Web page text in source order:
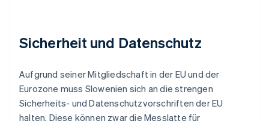
Sicherheit und Datenschutz
Aufgrund seiner Mitgliedschaft in der EU und der
Eurozone muss Slowenien sich an die strengen
Sicherheits- und Datenschutzvorschriften der EU
halten. Diese können zwar die Messlatte für